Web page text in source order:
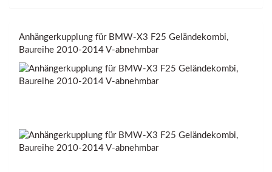
Anhängerkupplung für BMW-X3 F25 Geländekombi,
Baureihe 2010-2014 V-abnehmbar